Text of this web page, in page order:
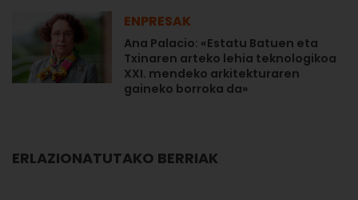
ENPRESAK
Ana Palacio: «Estatu Batuen eta
Txinaren arteko lehia teknologikoa
XXI. mendeko arkitekturaren
gaineko borroka da»
ERLAZIONATUTAKO BERRIAK